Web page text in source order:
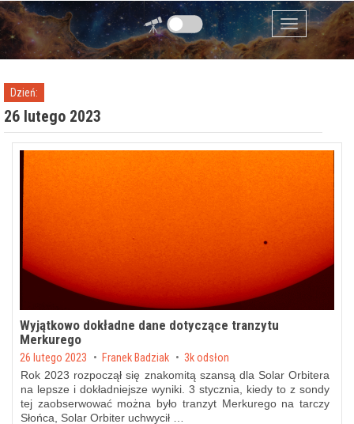
Przejdź do zawartości
Menu
Dzień:
26 lutego 2023
Wyjątkowo dokładne dane dotyczące tranzytu
Merkurego
Posted on
26 lutego 2023 byFranek Badziak 3k odsłon
Rok 2023 rozpoczął się znakomitą szansą dla Solar Orbitera
na lepsze i dokładniejsze wyniki. 3 stycznia, kiedy to z sondy
tej zaobserwować można było tranzyt Merkurego na tarczy
Słońca, Solar Orbiter uchwycił …